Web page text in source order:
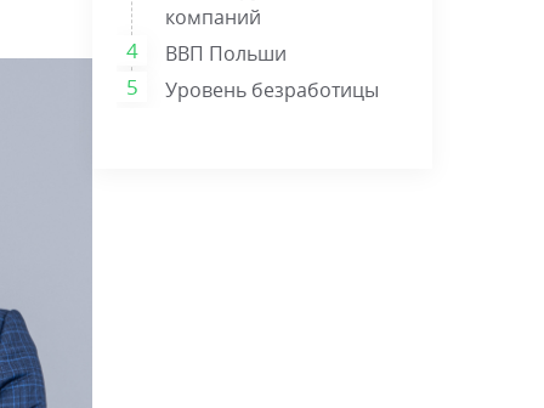
компаний
ВВП Польши
Уровень безработицы